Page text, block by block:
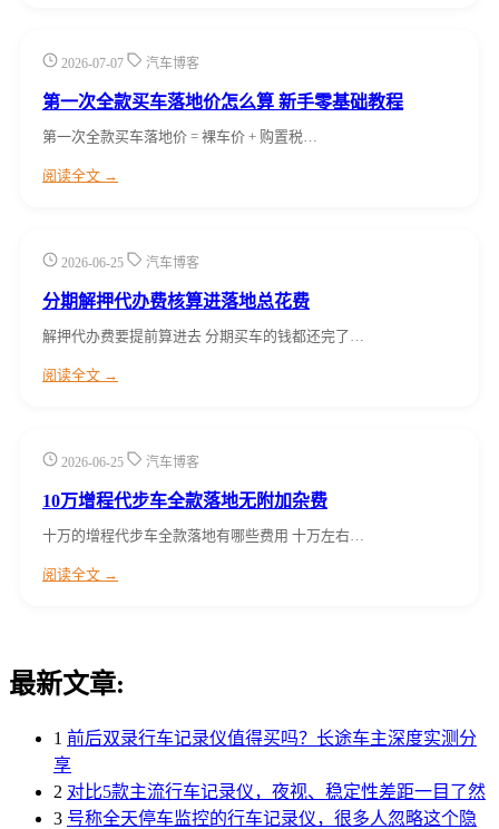
2026-07-07 汽车博客
第一次全款买车落地价怎么算 新手零基础教程
第一次全款买车落地价 = 裸车价 + 购置税…
阅读全文 →
2026-06-25 汽车博客
分期解押代办费核算进落地总花费
解押代办费要提前算进去 分期买车的钱都还完了…
阅读全文 →
2026-06-25 汽车博客
10万增程代步车全款落地无附加杂费
十万的增程代步车全款落地有哪些费用 十万左右…
阅读全文 →
最新文章:
1 前后双录行车记录仪值得买吗？长途车主深度实测分
享
2 对比5款主流行车记录仪，夜视、稳定性差距一目了然
3 号称全天停车监控的行车记录仪，很多人忽略这个隐